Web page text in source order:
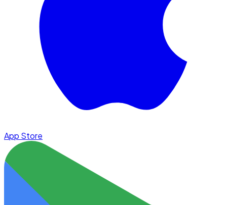
App Store